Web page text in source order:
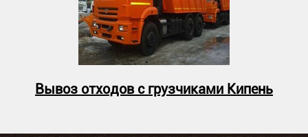
Вывоз отходов с грузчиками Кипень